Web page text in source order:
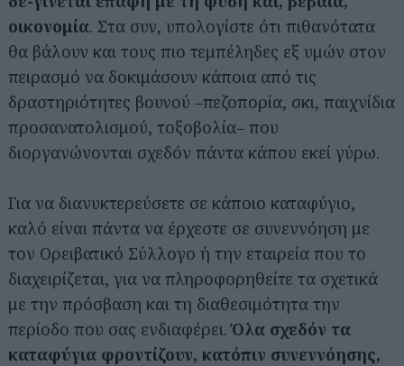
οικονομία. Στα συν, υπολογίστε ότι πιθανότατα
θα βάλουν και τους πιο τεμπέληδες εξ υμών στον
πειρασμό να δοκιμάσουν κάποια από τις
δραστηριότητες βουνού –πεζοπορία, σκι, παιχνίδια
προσανατολισμού, τοξοβολία– που
διοργανώνονται σχεδόν πάντα κάπου εκεί γύρω.
Για να διανυκτερεύσετε σε κάποιο καταφύγιο,
καλό είναι πάντα να έρχεστε σε συνεννόηση με
τον Ορειβατικό Σύλλογο ή την εταιρεία που το
διαχειρίζεται, για να πληροφορηθείτε τα σχετικά
με την πρόσβαση και τη διαθεσιμότητα την
περίοδο που σας ενδιαφέρει.Όλα σχεδόν τα
καταφύγια φροντίζουν, κατόπιν συνεννόησης,